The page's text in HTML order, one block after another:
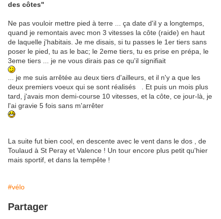
des côtes"
Ne pas vouloir mettre pied à terre ... ça date d'il y a longtemps,
quand je remontais avec mon 3 vitesses la côte (raide) en haut
de laquelle j'habitais. Je me disais, si tu passes le 1er tiers sans
poser le pied, tu as le bac; le 2eme tiers, tu es prise en prépa, le
3eme tiers ... je ne vous dirais pas ce qu'il signifiait
... je me suis arrêtée au deux tiers d'ailleurs, et il n'y a que les
deux premiers voeux qui se sont réalisés . Et puis un mois plus
tard, j'avais mon demi-course 10 vitesses, et la côte, ce jour-là, je
l'ai gravie 5 fois sans m'arrêter
La suite fut bien cool, en descente avec le vent dans le dos , de
Toulaud à St Peray et Valence ! Un tour encore plus petit qu'hier
mais sportif, et dans la tempête !
#vélo
Partager